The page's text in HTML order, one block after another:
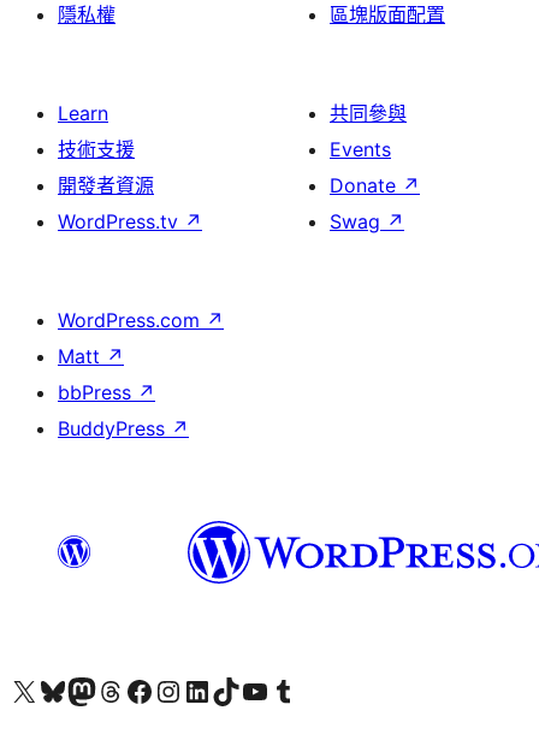
隱私權
區塊版面配置
Learn
技術支援
開發者資源
WordPress.tv ↗
共同參與
Events
Donate ↗
Swag ↗
WordPress.com ↗
Matt ↗
bbPress ↗
BuddyPress ↗
Visit our X (formerly Twitter) account
Visit our Bluesky account
Visit our Mastodon account
Visit our Threads account
訪問我們的 Facebook 專頁Visit our Instagram account
Visit our LinkedIn account
Visit our TikTok account
Visit our YouTube channel
Visit our Tumblr account